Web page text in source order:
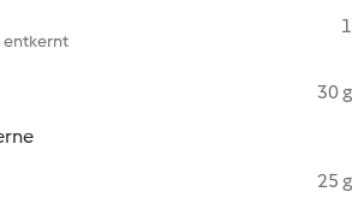
entkernt
1
30 g
25 g